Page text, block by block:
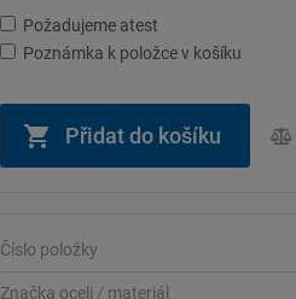
Požadujeme atest
Poznámka k položce v košíku
Číslo položky
Značka oceli / materiál